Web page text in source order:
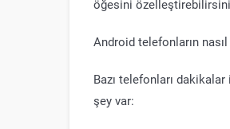
öğesini
Android telefonların
Bazı telefonları
şey var: